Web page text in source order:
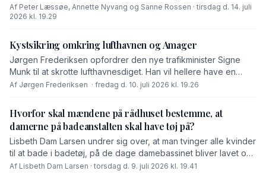
hjerteskærende. Ingen kan læse den uden at blive berørt. Men
sagen er også mere end en tragisk enkeltsag,« lyder det fra
Af Peter Læssøe, Annette Nyvang og Sanne Rossen · tirsdag d. 14. juli
2026 kl. 19.29
Kystsikring omkring lufthavnen og Amager
Jørgen Frederiksen opfordrer den nye trafikminister Signe
Munk til at skrotte lufthavnesdiget. Han vil hellere have en
samlet løsning for hele Amager.
Af Jørgen Frederiksen · fredag d. 10. juli 2026 kl. 19.26
Hvorfor skal mændene på rådhuset bestemme, at
damerne på badeanstalten skal have tøj på?
Lisbeth Dam Larsen undrer sig over, at man tvinger alle kvinder
til at bade i badetøj, på de dage damebassinet bliver lavet om
til fællesbassin.
Af Lisbeth Dam Larsen · torsdag d. 9. juli 2026 kl. 19.41